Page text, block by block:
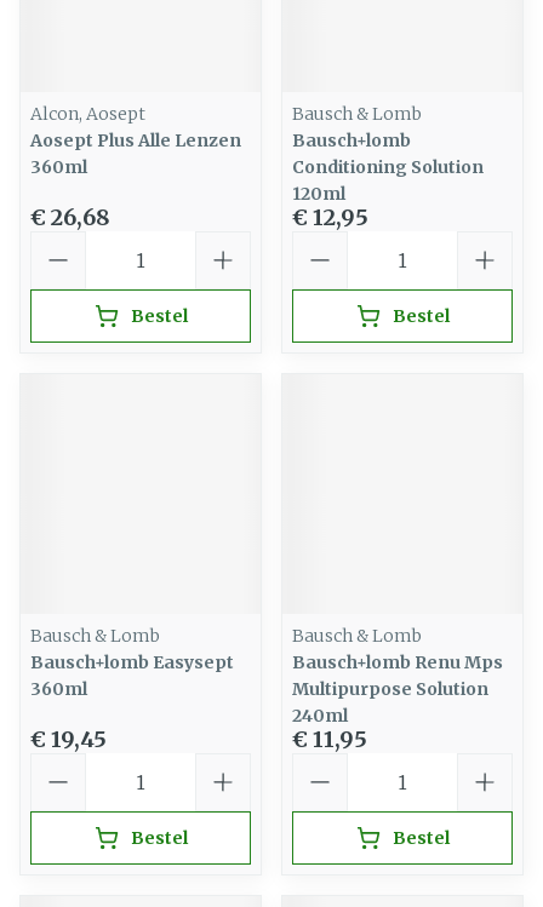
Alcon, Aosept
Aosept Plus Alle Lenzen
360ml
€ 26,68
Bestel
Bausch & Lomb
Bausch+lomb
Conditioning Solution
120ml
€ 12,95
Bestel
Bausch & Lomb
Bausch+lomb Easysept
360ml
€ 19,45
Bestel
Bausch & Lomb
Bausch+lomb Renu Mps
Multipurpose Solution
240ml
€ 11,95
Bestel